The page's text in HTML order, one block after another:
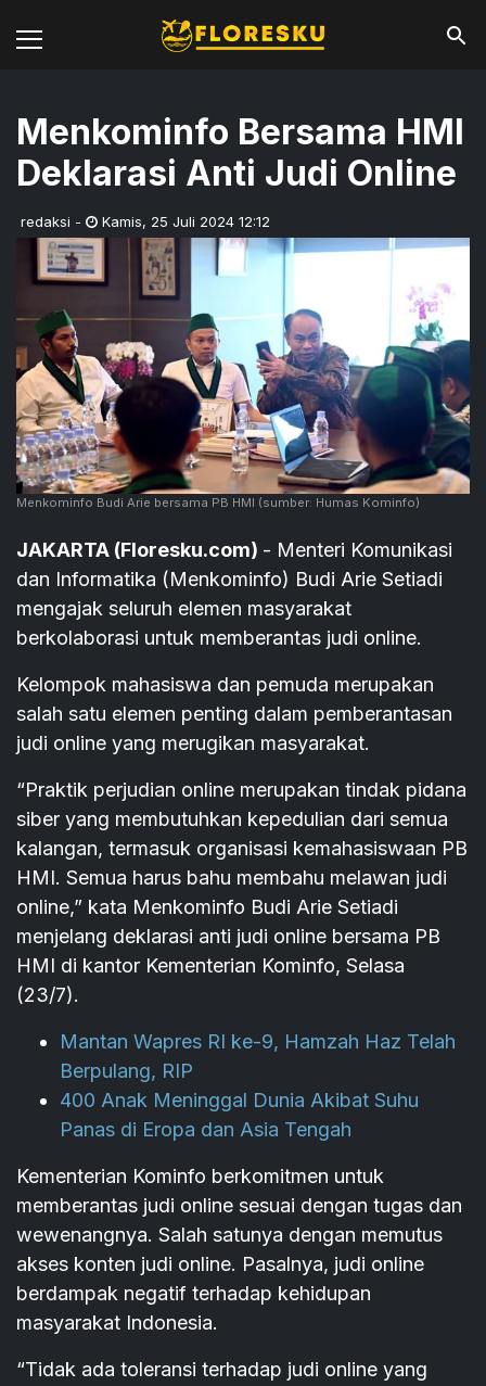
Menkominfo Bersama HMI
Deklarasi Anti Judi Online
redaksi - Kamis, 25 Juli 2024 12:12
Menkominfo Budi Arie bersama PB HMI (sumber: Humas Kominfo)
JAKARTA (Floresku.com) - Menteri Komunikasi
dan Informatika (Menkominfo) Budi Arie Setiadi
mengajak seluruh elemen masyarakat
berkolaborasi untuk memberantas judi online.
Kelompok mahasiswa dan pemuda merupakan
salah satu elemen penting dalam pemberantasan
judi online yang merugikan masyarakat.
“Praktik perjudian online merupakan tindak pidana
siber yang membutuhkan kepedulian dari semua
kalangan, termasuk organisasi kemahasiswaan PB
HMI. Semua harus bahu membahu melawan judi
online,” kata Menkominfo Budi Arie Setiadi
menjelang deklarasi anti judi online bersama PB
HMI di kantor Kementerian Kominfo, Selasa
(23/7).
Mantan Wapres RI ke-9, Hamzah Haz Telah
Berpulang, RIP
400 Anak Meninggal Dunia Akibat Suhu
Panas di Eropa dan Asia Tengah
Kementerian Kominfo berkomitmen untuk
memberantas judi online sesuai dengan tugas dan
wewenangnya. Salah satunya dengan memutus
akses konten judi online. Pasalnya, judi online
berdampak negatif terhadap kehidupan
masyarakat Indonesia.
“Tidak ada toleransi terhadap judi online yang